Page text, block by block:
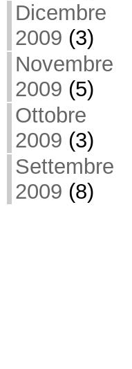
Dicembre
2009 (3)
Novembre
2009 (5)
Ottobre
2009 (3)
Settembre
2009 (8)